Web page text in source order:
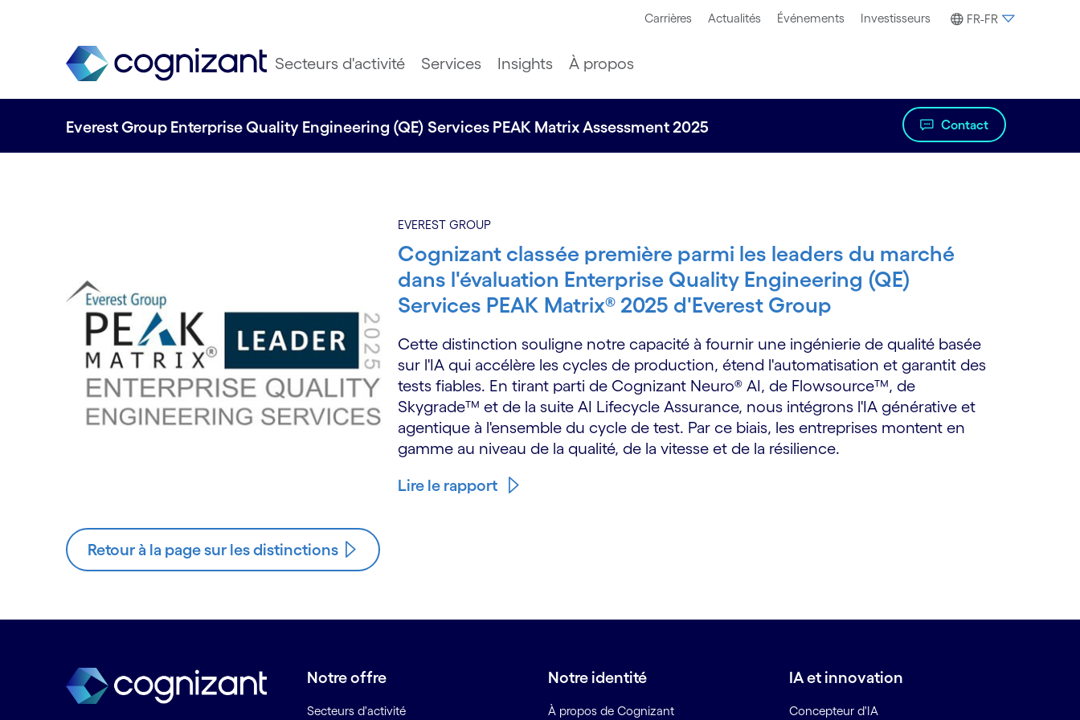
Carrières Actualités Événements Investisseurs FR-FR
Secteurs d'activité Services Insights À propos
Everest Group Enterprise Quality Engineering (QE) Services PEAK Matrix Assessment 2025 Contact
EVEREST GROUP
Cognizant classée première parmi les leaders du marché
dans l'évaluation Enterprise Quality Engineering (QE)
Services PEAK Matrix® 2025 d'Everest Group
Cette distinction souligne notre capacité à fournir une ingénierie de qualité basée
sur l'IA qui accélère les cycles de production, étend l'automatisation et garantit des
tests fiables. En tirant parti de Cognizant Neuro® AI, de Flowsource™, de
Skygrade™ et de la suite AI Lifecycle Assurance, nous intégrons l'IA générative et
agentique à l'ensemble du cycle de test. Par ce biais, les entreprises montent en
gamme au niveau de la qualité, de la vitesse et de la résilience.
Lire le rapport
Retour à la page sur les distinctions
Notre offre
Secteurs d'activité
Notre identité
À propos de Cognizant
IA et innovation
Concepteur d'IA